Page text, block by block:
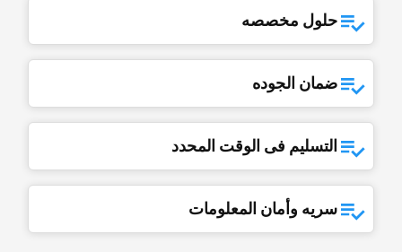
حلول مخصصه
ضمان الجوده
التسلیم فی الوقت المحدد
سریه وأمان المعلومات